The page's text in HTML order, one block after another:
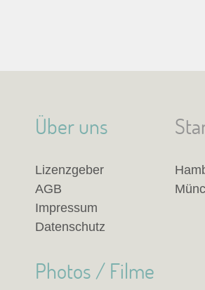
Über uns
Lizenzgeber
AGB
Impressum
Datenschutz
Photos / Filme